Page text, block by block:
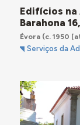
Edifícios na
Barahona
Évora(c. 1950
Serviços da